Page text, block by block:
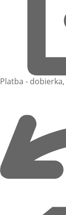
Platba -